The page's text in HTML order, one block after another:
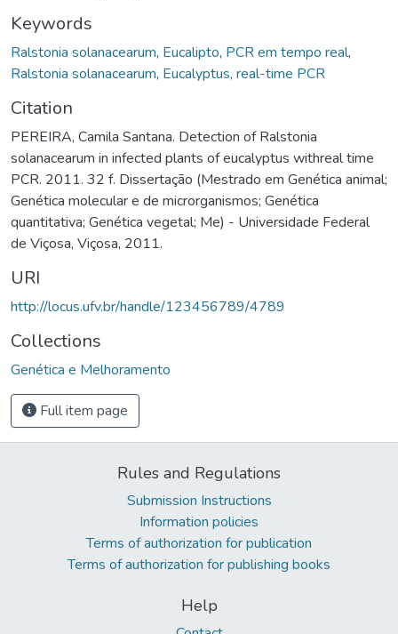
Keywords
Ralstonia solanacearum, Eucalipto, PCR em tempo real,
Ralstonia solanacearum, Eucalyptus, real-time PCR
Citation
PEREIRA, Camila Santana. Detection of Ralstonia
solanacearum in infected plants of eucalyptus withreal time
PCR. 2011. 32 f. Dissertação (Mestrado em Genética animal;
Genética molecular e de microrganismos; Genética
quantitativa; Genética vegetal; Me) - Universidade Federal
de Viçosa, Viçosa, 2011.
URI
http://locus.ufv.br/handle/123456789/4789
Collections
Genética e Melhoramento
Full item page
Rules and Regulations
Submission Instructions
Information policies
Terms of authorization for publication
Terms of authorization for publishing books
Help